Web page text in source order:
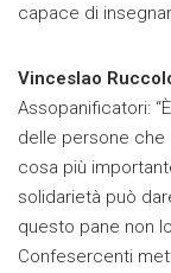
capace di
Vinceslao
Assopanificatori:
delle persone che
cosa più
solidarietà può
questo pane non
Confesercenti